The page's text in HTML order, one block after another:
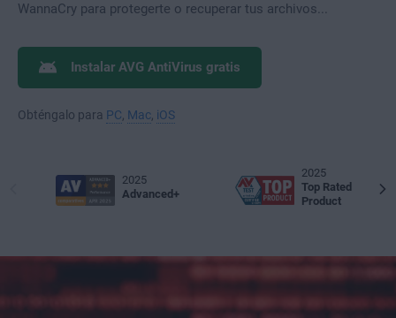
WannaCry para protegerte o recuperar tus archivos...
Instalar AVG AntiVirus gratis
Obténgalo para PC Mac iOS
2025
Advanced+
2025
Top Rated
Product